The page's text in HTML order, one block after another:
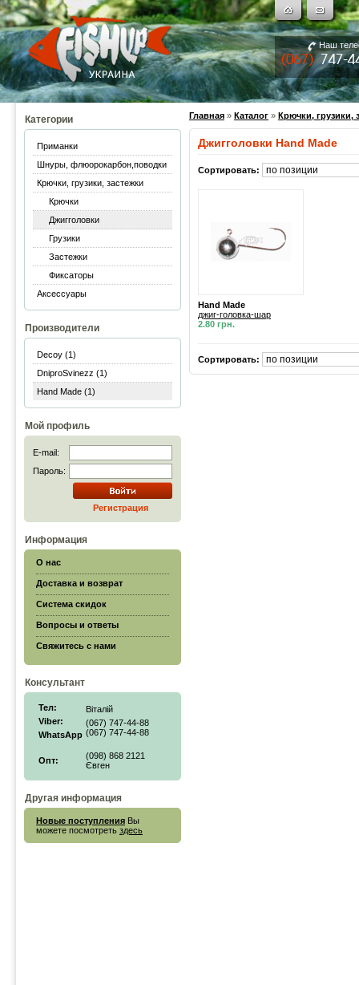
Наш
Категории
Приманки
Шнуры, флюорокарбон,поводки
Крючки, грузики, застежки
Крючки
Джигголовки
Грузики
Застежки
Фиксаторы
Аксессуары
Производители
Decoy (1)
DniproSvinezz (1)
Hand Made (1)
Мой профиль
E-mail:
Пароль:
Регистрация
Информация
О нас
Доставка и возврат
Система скидок
Вопросы и ответы
Свяжитесь с нами
Консультант
Тел:
Viber:
WhatsApp
Віталій
(067) 747-44-88
(067) 747-44-88
Опт:
(098) 868 2121
Євген
Другая информация
Новые поступления Вы
можете посмотреть здесь
Главная » Каталог » Крючки, грузики,
Джигголовки Hand Made
Сортировать:
Hand Made
джиг-головка-шар
2.80 грн.
Сортировать: